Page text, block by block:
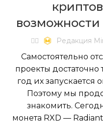
✍🏻 Редакция
Самостоятельно
проекты
год их запускается
Поэтому мы
знакомить.
монета RXD —